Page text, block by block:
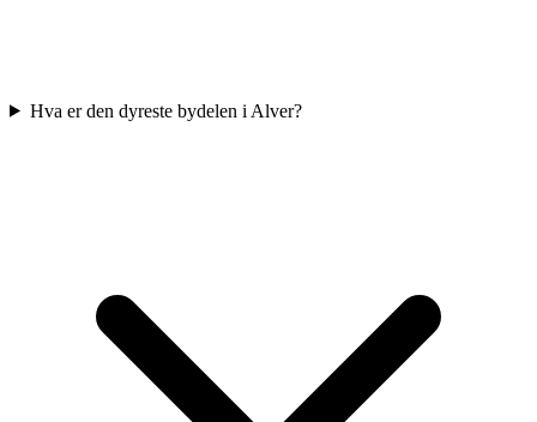
Hva er den dyreste bydelen i Alver?